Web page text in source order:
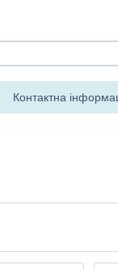
Контактна